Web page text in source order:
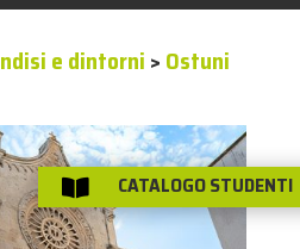
e dintorni > Ostuni
 CATALOGO STUDENTI